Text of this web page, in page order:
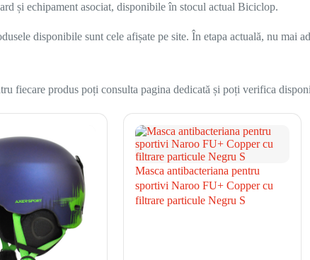
și echipament asociat, disponibile în stocul actual Biciclop.
disponibile sunt cele afișate pe site. În etapa actuală, nu mai
fiecare produs poți consulta pagina dedicată și poți verifica
Masca antibacteriana pentru
sportivi Naroo FU+ Copper cu
filtrare particule Negru S